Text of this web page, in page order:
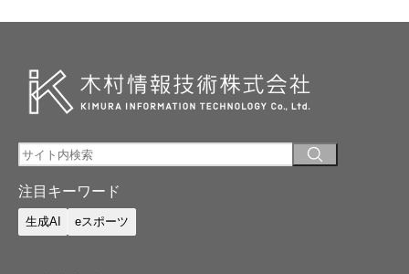
注目キーワード
生成AI eスポーツ